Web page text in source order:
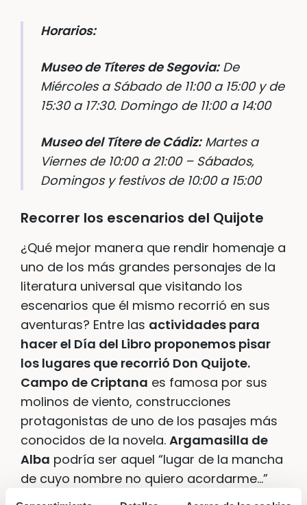
Horarios:
Museo de Títeres de Segovia:De
Miércoles a Sábado de 11:00 a 15:00 y de
15:30 a 17:30. Domingo de 11:00 a 14:00
Museo del Títere de Cádiz: Martes a
Viernes de 10:00 a 21:00 – Sábados,
Domingos y festivos de 10:00 a 15:00
Recorrer los escenarios del Quijote
¿Qué mejor manera que rendir homenaje a
uno de los más grandes personajes de la
literatura universal que visitando los
escenarios que él mismo recorrió en sus
aventuras? Entre las actividades para
hacer el Día del Libro proponemos pisar
los lugares que recorrió Don Quijote.
Campo de Criptana es famosa por sus
molinos de viento, construcciones
protagonistas de uno de los pasajes más
conocidos de la novela. Argamasilla de
Alba podría ser aquel “lugar de la mancha
de cuyo nombre no quiero acordarme…”